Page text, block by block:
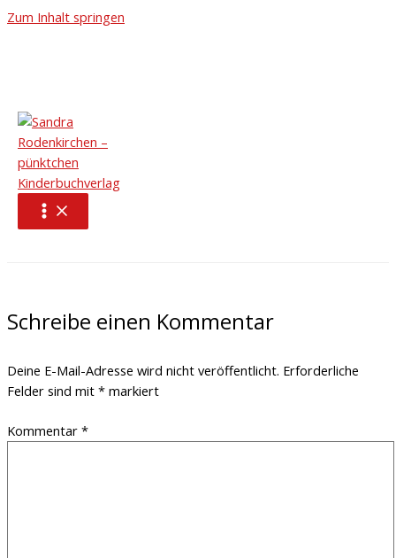
Zum Inhalt springen
20250128_101547
Schreibe einen Kommentar
3 Februar, 2025
←Vorheriger Medien
Schreibe einen Kommentar
Deine E-Mail-Adresse wird nicht veröffentlicht. Erforderliche
Felder sind mit * markiert
Kommentar *